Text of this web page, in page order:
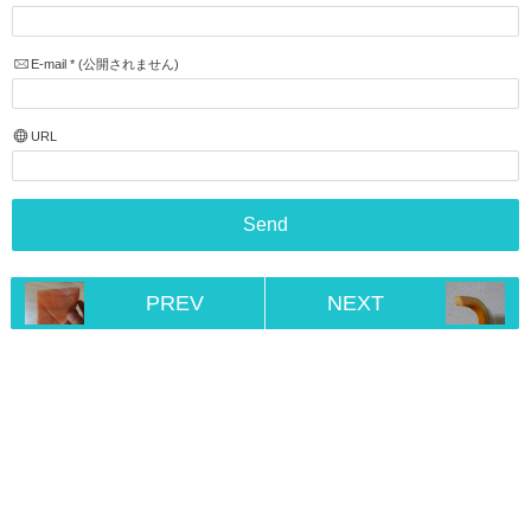
E-mail *(公開されません)
URL
PREV NEXT